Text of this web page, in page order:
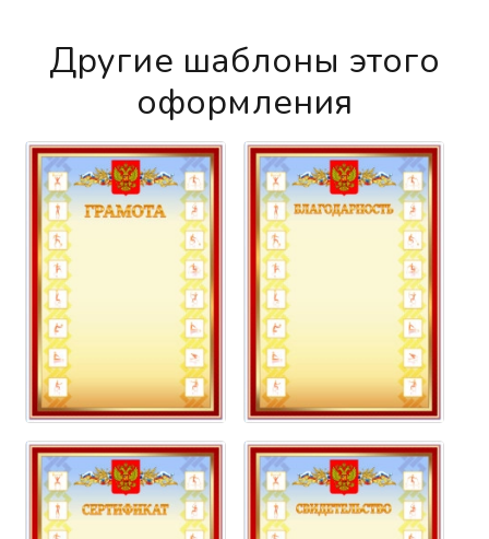
Другие шаблоны этого
оформления